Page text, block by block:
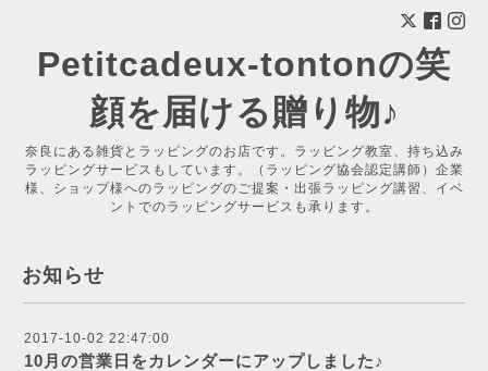
Petitcadeux-tontonの笑
顔を届ける贈り物♪
奈良にある雑貨とラッピングのお店です。ラッピング教室、持ち込み
ラッピングサービスもしています。（ラッピング協会認定講師）企業
様、ショップ様へのラッピングのご提案・出張ラッピング講習、イベ
ントでのラッピングサービスも承ります。
お知らせ
2017-10-02 22:47:00
10月の営業日をカレンダーにアップしました♪